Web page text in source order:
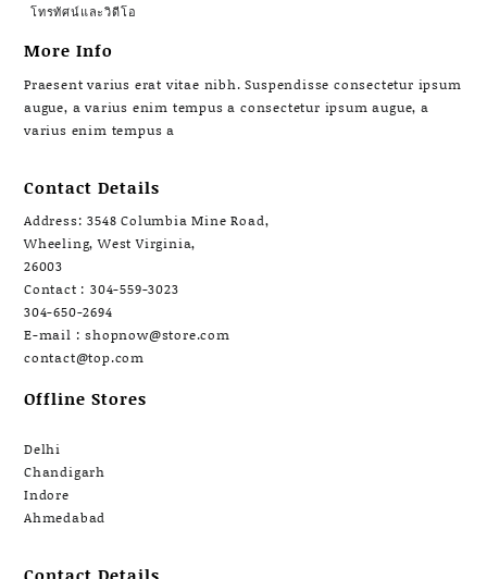
โทรทัศน์และวิดีโอ
More Info
Praesent varius erat vitae nibh. Suspendisse consectetur ipsum
augue, a varius enim tempus a consectetur ipsum augue, a
varius enim tempus a
Contact Details
Address: 3548 Columbia Mine Road,
Wheeling, West Virginia,
26003
Contact : 304-559-3023
304-650-2694
E-mail : shopnow@store.com
contact@top.com
Offline Stores
Delhi
Chandigarh
Indore
Ahmedabad
Contact Details